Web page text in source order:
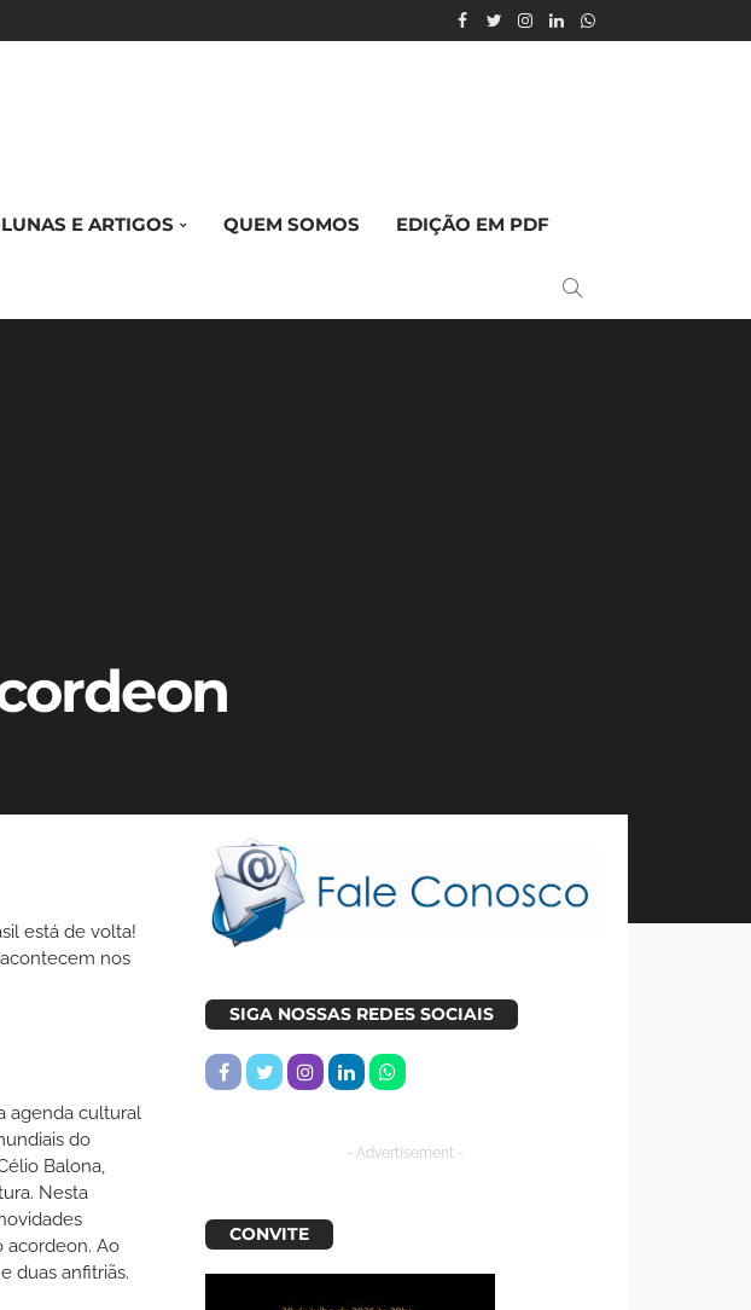
E ARTIGOS QUEM SOMOS EDIÇÃO EM PDF
está de volta!
nos
agenda cultural
do
Balona,
Nesta
acordeon. Ao
duas anfitriãs.
SIGA NOSSAS REDES SOCIAIS
- Advertisement -
CONVITE